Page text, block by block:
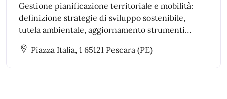
Gestione pianificazione territoriale e mobilità:
definizione strategie di sviluppo sostenibile,
tutela ambientale, aggiornamento strumenti
urbanistici, piani di settore e piani speciali anche
intercomunali.
Piazza Italia, 1 65121 Pescara (PE)